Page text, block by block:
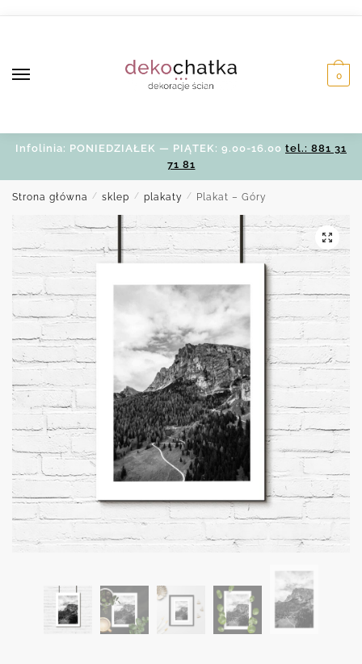
0
Infolinia: PONIEDZIAŁEK — PIĄTEK: 9.00-16.00 tel.: 881 31
71 81
Strona główna / sklep / plakaty / Plakat – Góry